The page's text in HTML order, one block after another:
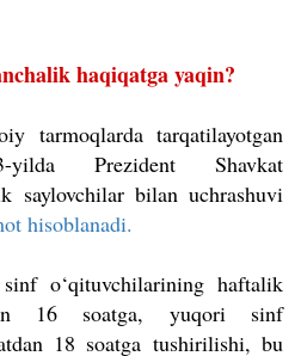
haqiqatga yaqin?
tarmoqlarda tarqatilayotgan
Prezident Shavkat
saylovchilar bilan uchrashuvi
hisoblanadi.
sinf o‘qituvchilarining haftalik
16 soatga, yuqori sinf
18 soatga tushirilishi, bu